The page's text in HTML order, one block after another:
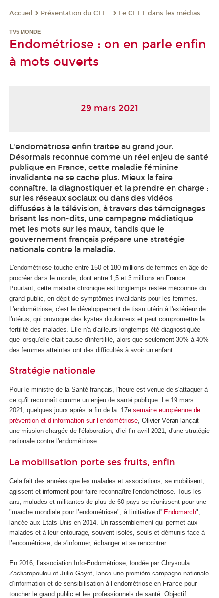
Accueil Présentation du CEET Le CEET dans les médias
TV5 MONDE
Endométriose : on en parle enfin
à mots ouverts
29 mars 2021
L'endométriose enfin traitée au grand jour.
Désormais reconnue comme un réel enjeu de santé
publique en France, cette maladie féminine
invalidante ne se cache plus. Mieux la faire
connaître, la diagnostiquer et la prendre en charge :
sur les réseaux sociaux ou dans des vidéos
diffusées à la télévision, à travers des témoignages
brisant les non-dits, une campagne médiatique
met les mots sur les maux, tandis que le
gouvernement français prépare une stratégie
nationale contre la maladie.
L'endométriose touche entre 150 et 180 millions de femmes en âge de
procréer dans le monde, dont entre 1,5 et 3 millions en France.
Pourtant, cette maladie chronique est longtemps restée méconnue du
grand public, en dépit de symptômes invalidants pour les femmes.
L'endométriose, c'est le développement de tissu utérin à l'extérieur de
l'utérus, qui provoque des kystes douloureux et peut compromettre la
fertilité des malades. Elle n'a d'ailleurs longtemps été diagnostiquée
que lorsqu'elle était cause d'infertilité, alors que seulement 30% à 40%
des femmes atteintes ont des difficultés à avoir un enfant.
Stratégie nationale
Pour le ministre de la Santé français, l'heure est venue de s'attaquer à
ce qu'il reconnaît comme un enjeu de santé publique. Le 19 mars
2021, quelques jours après la fin de la 17e semaine européenne de
prévention et d’information sur l’endométriose, Olivier Véran lançait
une mission chargée de l'élaboration, d'ici fin avril 2021, d'une stratégie
nationale contre l'endométriose.
La mobilisation porte ses fruits, enfin
Cela fait des années que les malades et associations, se mobilisent,
agissent et informent pour faire reconnaître l'endométriose. Tous les
ans, malades et militantes de plus de 60 pays se réunissent pour une
"marche mondiale pour l’endométriose", à l'initiative d'" Endomarch",
lancée aux Etats-Unis en 2014. Un rassemblement qui permet aux
malades et à leur entourage, souvent isolés, seuls et démunis face à
l’endométriose, de s'informer, échanger et se rencontrer.
En 2016, l’association Info-Endométriose, fondée par Chrysoula
Zacharopoulou et Julie Gayet,
lance une première campagne nationale
d’information et de sensibilisation à l’endométriose en France pour
toucher le grand public et les professionnels de santé. Objectif